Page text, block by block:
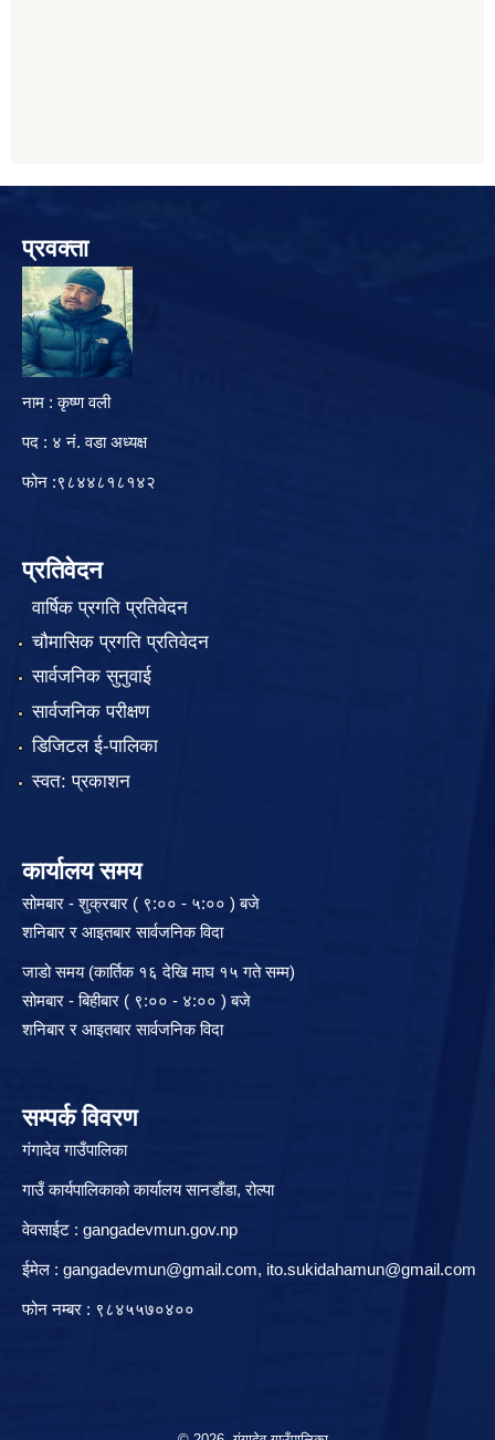
प्रवक्ता
नाम : कृष्ण वली
पद : ४ नं. वडा अध्यक्ष
फोन :९८४४८१८१४२
प्रतिवेदन
वार्षिक प्रगति प्रतिवेदन
चौमासिक प्रगति प्रतिवेदन
सार्वजनिक सुनुवाई
सार्वजनिक परीक्षण
डिजिटल ई-पालिका
स्वत: प्रकाशन
कार्यालय समय
सोमबार - शुक्रबार ( ९:०० - ५:०० ) बजे
शनिबार र आइतबार सार्वजनिक विदा
जाडो समय (कार्तिक १६ देखि माघ १५ गते सम्म)
सोमबार - बिहीबार ( ९:०० - ४:०० ) बजे
शनिबार र आइतबार सार्वजनिक विदा
सम्पर्क विवरण
गंगादेव गाउँपालिका
गाउँ कार्यपालिकाको कार्यालय सानडाँडा, रो‍‍ल्पा
वेवसाईट : gangadevmun.gov.np
ईमेल : gangadevmun@gmail.com, ito.sukidahamun@gmail.com
फोन नम्बर : ९८४५५७०४००